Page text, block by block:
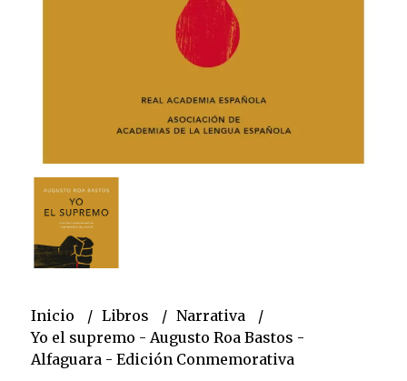
Inicio Libros
Narrativa
Yo el supremo - Augusto Roa Bastos -
Alfaguara - Edición Conmemorativa